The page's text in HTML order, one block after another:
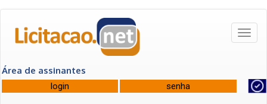
Área de assinantes